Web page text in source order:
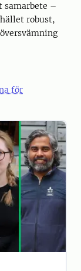
samarbete –
robust,
för